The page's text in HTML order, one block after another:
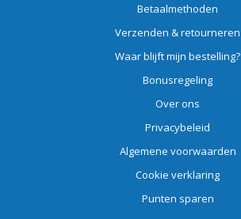
Betaalmethoden
Verzenden & retourneren
Waar blijft mijn bestelling?
Bonusregeling
Over ons
Privacybeleid
Algemene voorwaarden
Cookie verklaring
Punten sparen